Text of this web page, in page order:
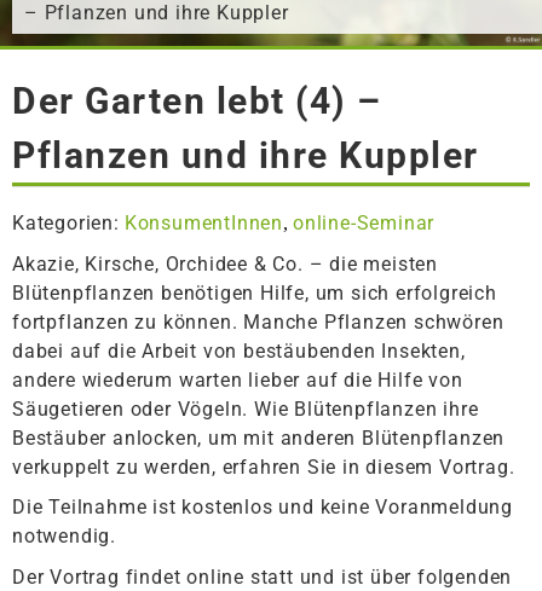
– Pflanzen und ihre Kuppler
Der Garten lebt (4) –
Pflanzen und ihre Kuppler
Kategorien: KonsumentInnen,online-Seminar
Akazie, Kirsche, Orchidee & Co. – die meisten
Blütenpflanzen benötigen Hilfe, um sich erfolgreich
fortpflanzen zu können. Manche Pflanzen schwören
dabei auf die Arbeit von bestäubenden Insekten,
andere wiederum warten lieber auf die Hilfe von
Säugetieren oder Vögeln. Wie Blütenpflanzen ihre
Bestäuber anlocken, um mit anderen Blütenpflanzen
verkuppelt zu werden, erfahren Sie in diesem Vortrag.
Die Teilnahme ist kostenlos und keine Voranmeldung
notwendig.
Der Vortrag findet online statt und ist über folgenden